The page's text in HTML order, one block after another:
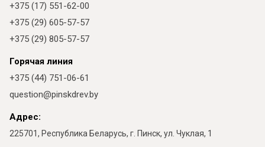
+375 (17) 551-62-00
+375 (29) 605-57-57
+375 (29) 805-57-57
Горячая линия
+375 (44) 751-06-61
question@pinskdrev.by
Адрес:
225701, Республика Беларусь, г. Пинск, ул. Чуклая, 1